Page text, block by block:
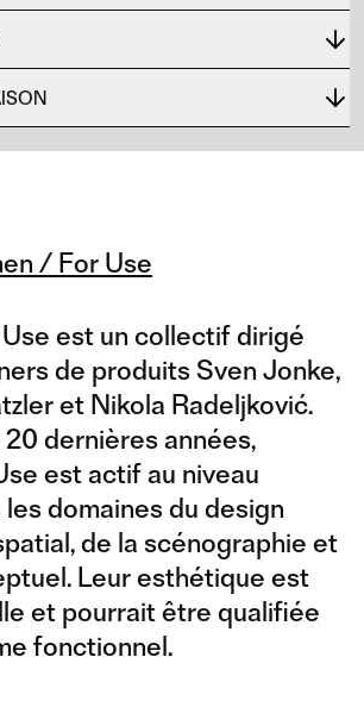
/ For Use
est un collectif dirigé
de produits Sven Jonke,
et Nikola Radeljković.
dernières années,
est actif au niveau
domaines du design
de la scénographie et
Leur esthétique est
et pourrait être qualifiée
fonctionnel.